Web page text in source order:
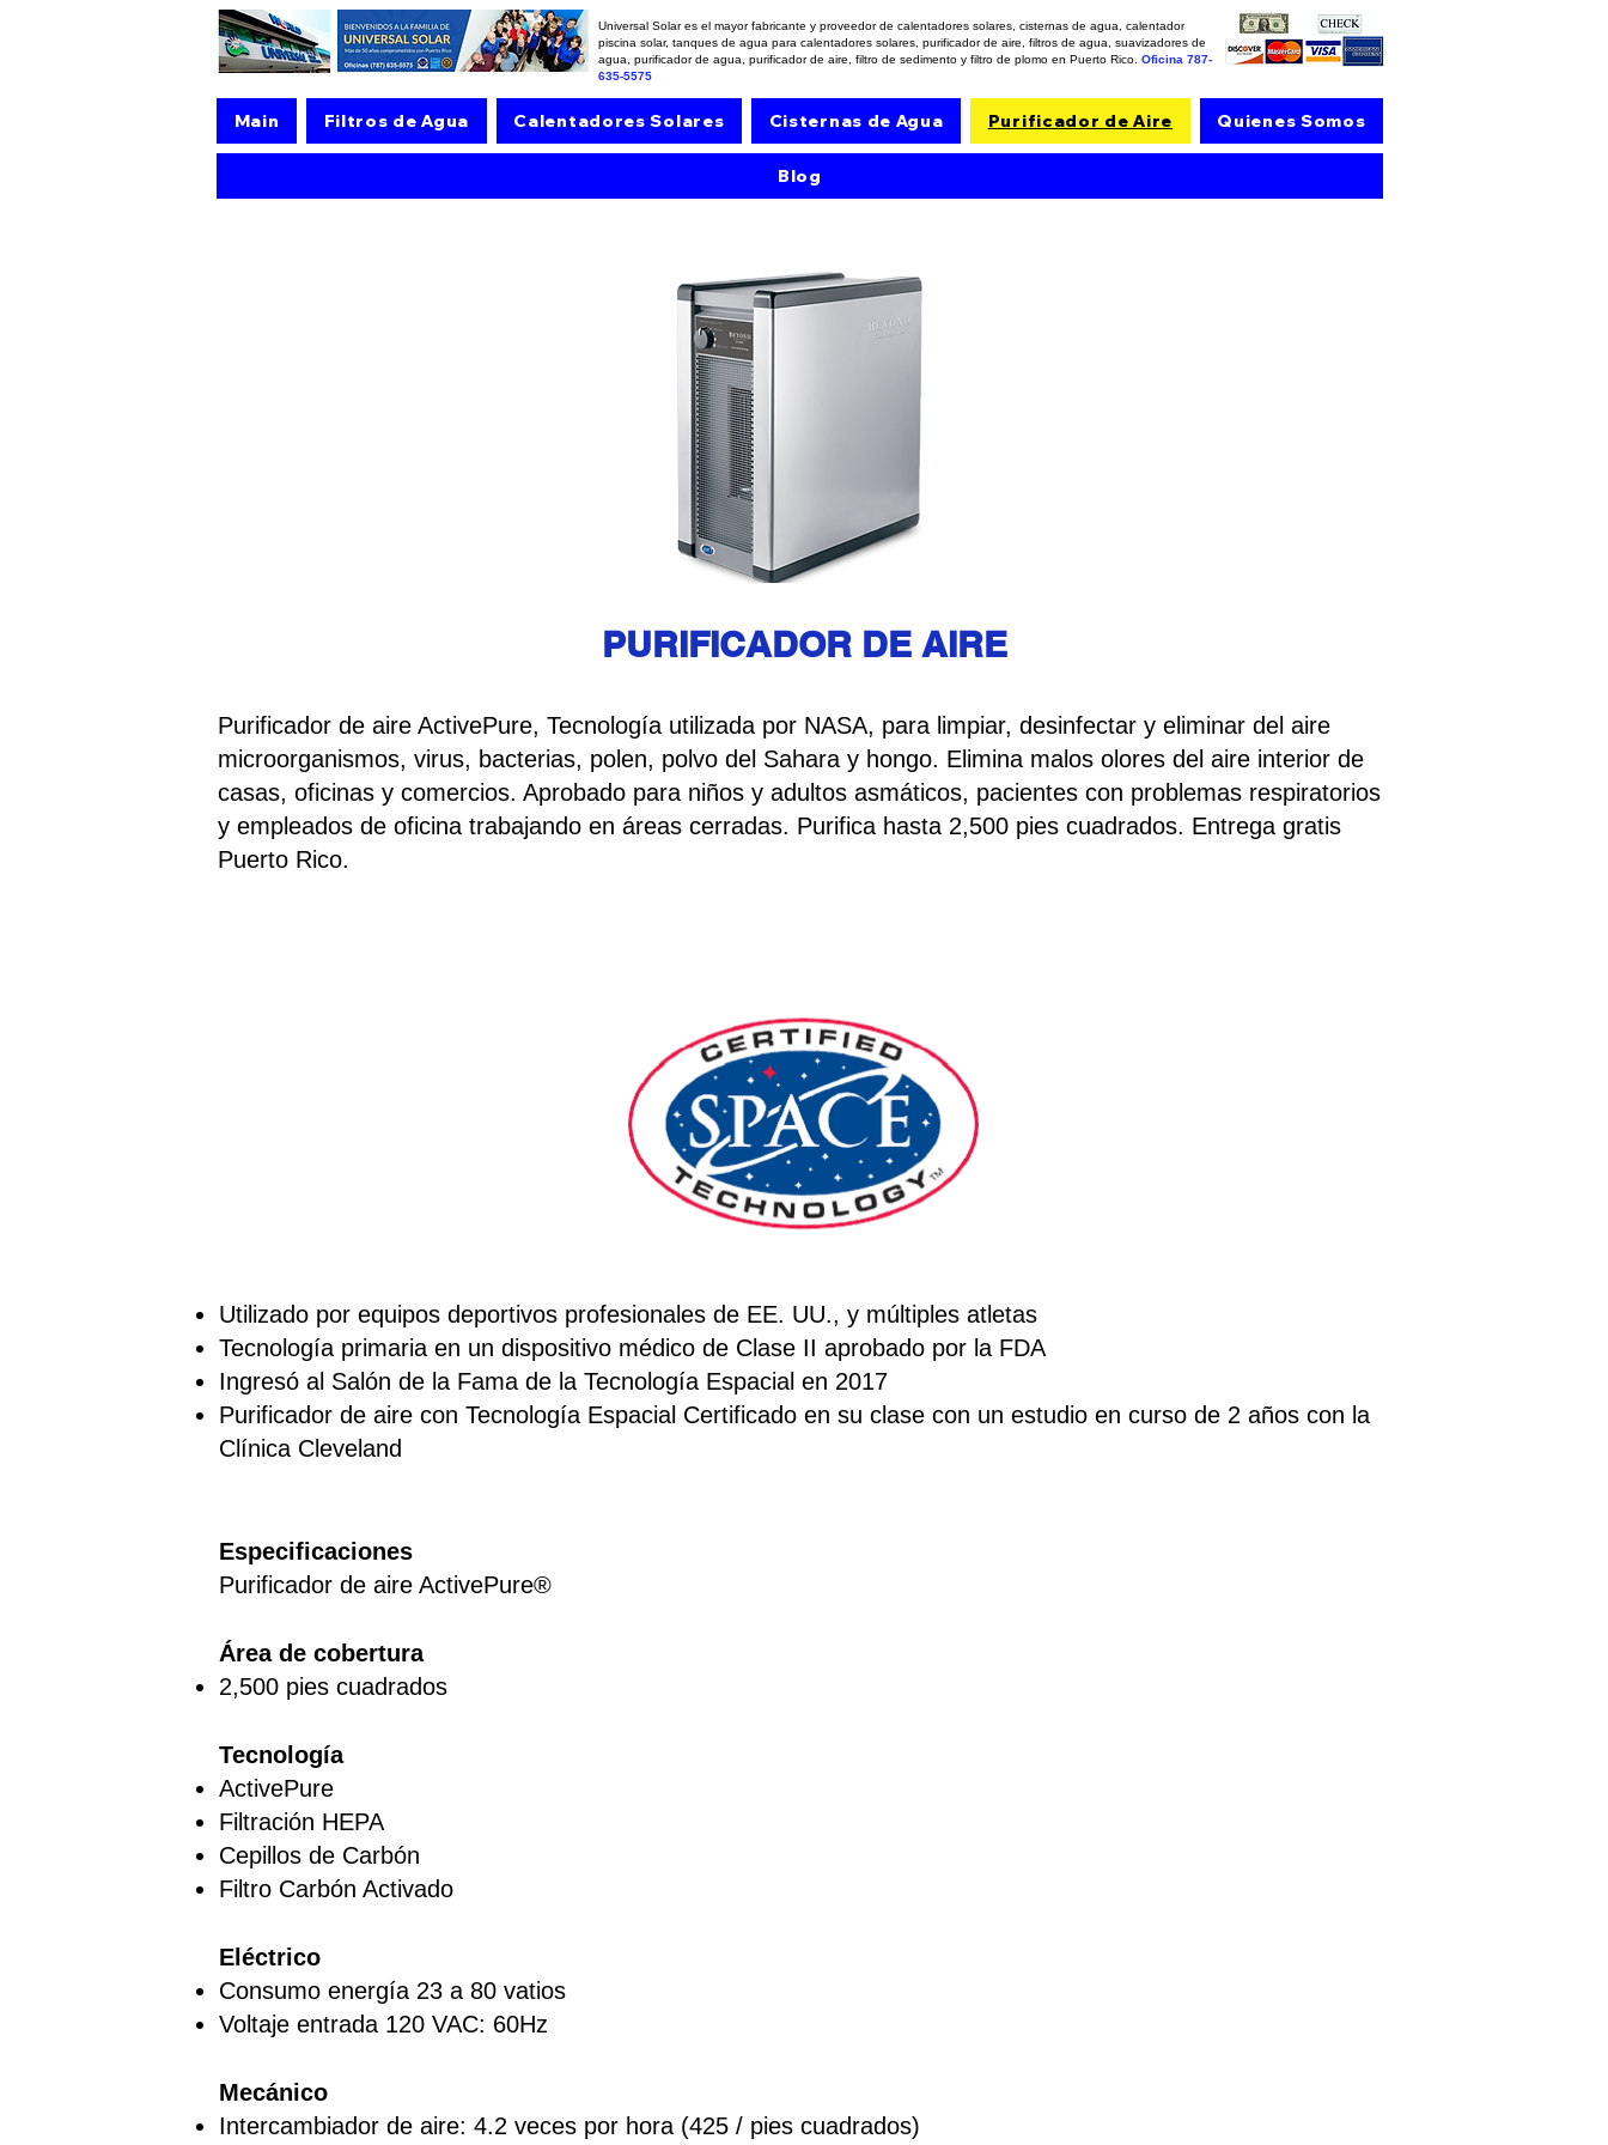
Universal Solar es el mayor fabricante y proveedor de calentadores solares, cisternas de agua, calentador
piscina solar, tanques de agua para calentadores solares, purificador de aire, filtros de agua, suavizadores de
agua, purificador de agua, purificador de aire, filtro de sedimento y filtro de plomo en Puerto Rico. Oficina 787-
635-5575
Main Filtros de Agua Calentadores Solares Cisternas de Agua Purificador de Aire Quienes Somos
Blog
PURIFICADOR DE AIRE
Purificador de aire ActivePure, Tecnología utilizada por NASA, para limpiar, desinfectar y eliminar del aire
microorganismos, virus, bacterias, polen, polvo del Sahara y hongo. Elimina malos olores del aire interior de
casas, oficinas y comercios. Aprobado para niños y adultos asmáticos, pacientes con problemas respiratorios
y empleados de oficina trabajando en áreas cerradas. Purifica hasta 2,500 pies cuadrados. Entrega gratis
Puerto Rico.
Utilizado por equipos deportivos profesionales de EE. UU., y múltiples atletas
Tecnología primaria en un dispositivo médico de Clase II aprobado por la FDA
Ingresó al Salón de la Fama de la Tecnología Espacial en 2017
Purificador de aire con Tecnología Espacial Certificado en su clase con un estudio en curso de 2 años con la
Clínica Cleveland
Especificaciones
Purificador de aire ActivePure®
Área de cobertura
2,500 pies cuadrados
Tecnología
ActivePure
Filtración HEPA
Cepillos de Carbón
Filtro Carbón Activado
Eléctrico
Consumo energía 23 a 80 vatios
Voltaje entrada 120 VAC: 60Hz
Mecánico
Intercambiador de aire: 4.2 veces por hora (425 / pies cuadrados)